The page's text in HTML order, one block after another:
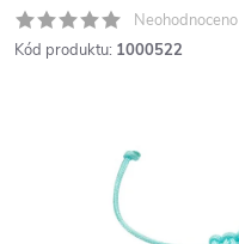
Neohodnoceno
Kód produktu: 1000522